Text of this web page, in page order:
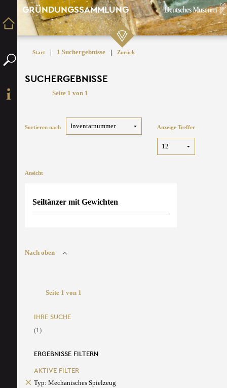
GRÜNDUNGSSAMMLUNG
Start | 1 Suchergebnisse | Zurück
SUCHERGEBNISSE
Seite 1 von 1
Sortieren nach Anzeige Treffer
Ansicht
Seiltänzer mit Gewichten
Nach oben
Seite 1 von 1
IHRE SUCHE
(1)
ERGEBNISSE FILTERN
AKTIVE FILTER
Typ: Mechanisches Spielzeug